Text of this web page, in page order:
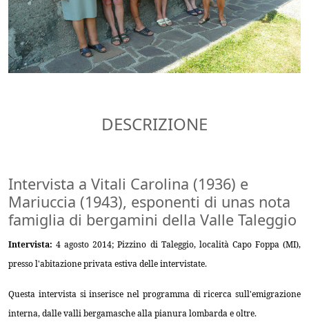
DESCRIZIONE
Intervista a Vitali Carolina (1936) e
Mariuccia (1943), esponenti di unas nota
famiglia di bergamini della Valle Taleggio
Intervista:4 agosto 2014; Pizzino di Taleggio, località Capo Foppa (MI),
presso l'abitazione privata estiva delle intervistate.
Questa intervista si inserisce nel programma di ricerca sull'emigrazione
interna, dalle valli bergamasche alla pianura lombarda e oltre.